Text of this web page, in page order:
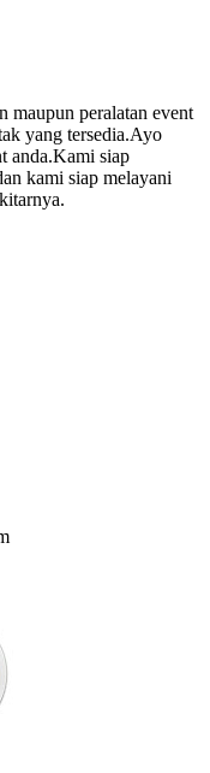
maupun peralatan event
yang tersedia.Ayo
anda.Kami siap
kami siap melayani